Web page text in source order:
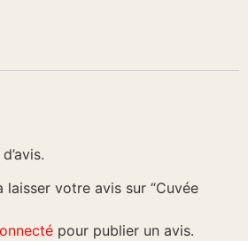
laisser votre avis sur “Cuvée
pour publier un avis.